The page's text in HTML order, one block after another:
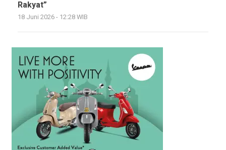
Rakyat”
18 Juni 2026 - 12:28 WIB